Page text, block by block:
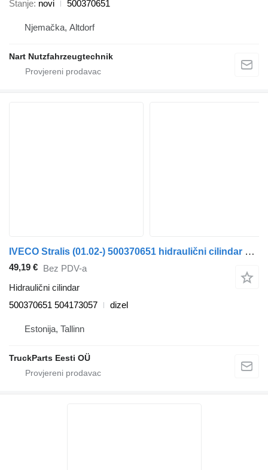
Stanje novi 500370651
Njemačka, Altdorf
Nart Nutzfahrzeugtechnik
IVECO Stralis (01.02-) 500370651 hidraulični cilindar za IVECO Stralis, Trakker (2002-) tegljača
49,19 € Bez PDV-a
Hidraulični cilindar
500370651 504173057
dizel
Estonija, Tallinn
TruckParts Eesti OÜ